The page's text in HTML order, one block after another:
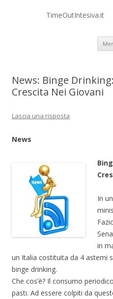
Time Out
il tempo e la memoria in terapia
TimeOutIntesiva.it
News: Binge
Crescita Nei Giovani
Lascia una risposta
News
In
in
un Italia costituita da 4 astemi
binge drinking.
Che cos’è? Il consumo
pasti. Ad essere colpiti da